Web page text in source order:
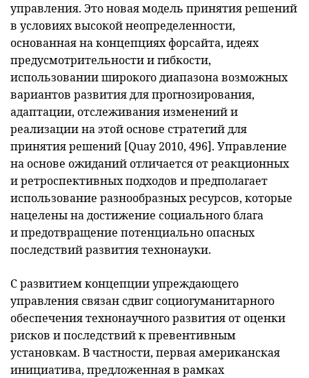
управления. Это новая модель принятия решений
в условиях высокой неопределенности,
основанная на концепциях форсайта, идеях
предусмотрительности и гибкости,
использовании широкого диапазона возможных
вариантов развития для прогнозирования,
адаптации, отслеживания изменений и
реализации на этой основе стратегий для
принятия решений [Quay 2010, 496]. Управление
на основе ожиданий отличается от реакционных
и ретроспективных подходов и предполагает
использование разнообразных ресурсов, которые
нацелены на достижение социального блага
и предотвращение потенциально опасных
последствий развития технонауки.
С развитием концепции упреждающего
управления связан сдвиг социогуманитарного
обеспечения технонаучного развития от оценки
рисков и последствий к превентивным
установкам. В частности, первая американская
инициатива, предложенная в рамках